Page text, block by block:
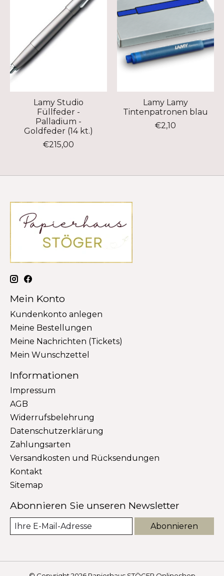
Lamy Studio
Füllfeder -
Palladium -
Goldfeder (14 kt.)
€215,00
Lamy Lamy
Tintenpatronen blau
€2,10
Mein Konto
Kundenkonto anlegen
Meine Bestellungen
Meine Nachrichten (Tickets)
Mein Wunschzettel
Informationen
Impressum
AGB
Widerrufsbelehrung
Datenschutzerklärung
Zahlungsarten
Versandkosten und Rücksendungen
Kontakt
Sitemap
Abonnieren Sie unseren Newsletter
Abonnieren